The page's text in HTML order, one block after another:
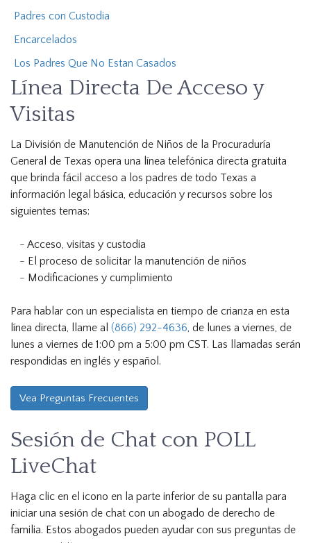
Padres con Custodia
Encarcelados
Los Padres Que No Estan Casados
Línea Directa De Acceso y
Visitas
La División de Manutención de Niños de la Procuraduría
General de Texas opera una línea telefónica directa gratuita
que brinda fácil acceso a los padres de todo Texas a
información legal básica, educación y recursos sobre los
siguientes temas:
Acceso, visitas y custodia
El proceso de solicitar la manutención de niños
Modificaciones y cumplimiento
Para hablar con un especialista en tiempo de crianza en esta
línea directa, llame al (866) 292-4636, de lunes a viernes, de
lunes a viernes de 1:00 pm a 5:00 pm CST. Las llamadas serán
respondidas en inglés y español.
Vea Preguntas Frecuentes
Sesión de Chat con POLL
LiveChat
Haga clic en el icono en la parte inferior de su pantalla para
iniciar una sesión de chat con un abogado de derecho de
familia. Estos abogados pueden ayudar con sus preguntas de